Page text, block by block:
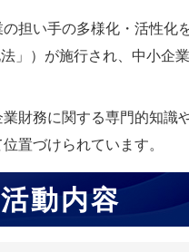
担い手の多様化・活性化
」）が施行され、中小企
財務に関する専門的知識
置づけられています。
動内容